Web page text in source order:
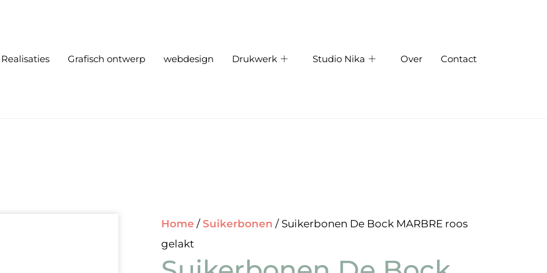
Realisaties Grafisch ontwerp webdesign Drukwerk Studio Nika Over Contact
Home / Suikerbonen / Suikerbonen De Bock MARBRE roos
gelakt